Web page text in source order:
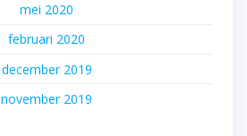
mei 2020
februari 2020
december 2019
november 2019